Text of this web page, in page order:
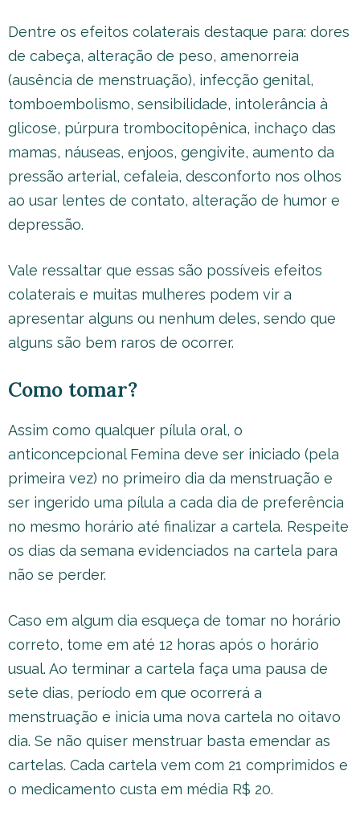
Dentre os efeitos colaterais destaque para: dores
de cabeça, alteração de peso, amenorreia
(ausência de menstruação), infecção genital,
tomboembolismo, sensibilidade, intolerância à
glicose, púrpura trombocitopênica, inchaço das
mamas, náuseas, enjoos, gengivite, aumento da
pressão arterial, cefaleia, desconforto nos olhos
ao usar lentes de contato, alteração de humor e
depressão.
Vale ressaltar que essas são possíveis efeitos
colaterais e muitas mulheres podem vir a
apresentar alguns ou nenhum deles, sendo que
alguns são bem raros de ocorrer.
Como tomar?
Assim como qualquer pílula oral, o
anticoncepcional Femina deve ser iniciado (pela
primeira vez) no primeiro dia da menstruação e
ser ingerido uma pílula a cada dia de preferência
no mesmo horário até finalizar a cartela. Respeite
os dias da semana evidenciados na cartela para
não se perder.
Caso em algum dia esqueça de tomar no horário
correto, tome em até 12 horas após o horário
usual. Ao terminar a cartela faça uma pausa de
sete dias, período em que ocorrerá a
menstruação e inicia uma nova cartela no oitavo
dia. Se não quiser menstruar basta emendar as
cartelas. Cada cartela vem com 21 comprimidos e
o medicamento custa em média R$ 20.